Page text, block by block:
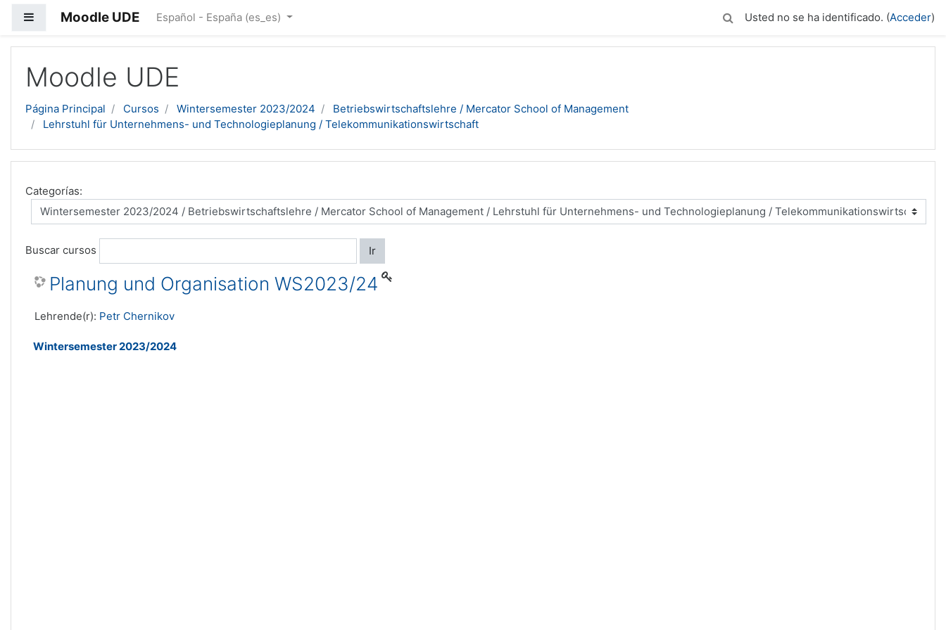
Panel lateral
Moodle UDE Español - España ‎(es_es)‎ Usted no se ha identificado. (Acceder)
Moodle UDE
Página Principal Cursos Wintersemester 2023/2024
Betriebswirtschaftslehre / Mercator School of Management
Lehrstuhl für Unternehmens- und Technologieplanung / Telekommunikationswirtschaft
Categorías:
Buscar cursos Ir
Planung und Organisation WS2023/24
Lehrende(r): Petr Chernikov
Wintersemester 2023/2024